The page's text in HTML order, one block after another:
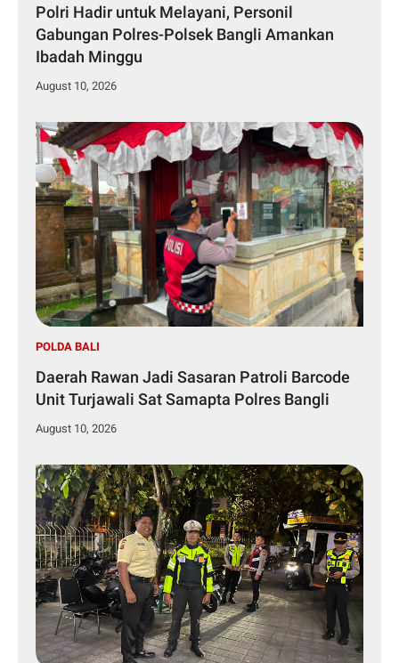
Polri Hadir untuk Melayani, Personil
Gabungan Polres-Polsek Bangli Amankan
Ibadah Minggu
August 10, 2026
POLDA BALI
Daerah Rawan Jadi Sasaran Patroli Barcode
Unit Turjawali Sat Samapta Polres Bangli
August 10, 2026